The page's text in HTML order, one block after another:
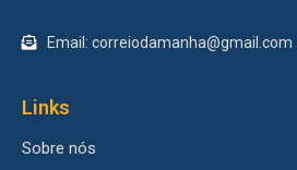
Email: correiodamanha@gmail.com
Links
Sobre nós